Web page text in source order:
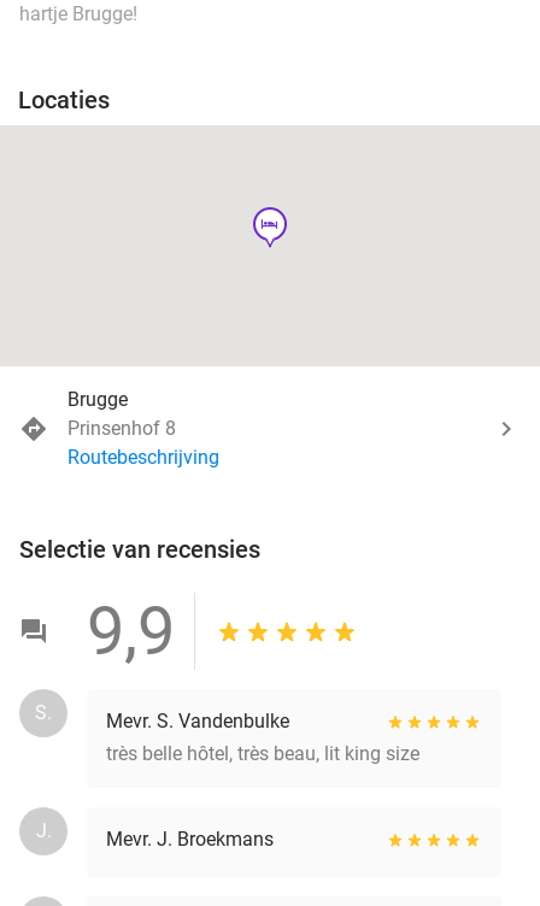
hartje Brugge!
Locaties
hotel
Brugge
Prinsenhof 8
Routebeschrijving
Selectie van recensies
9,9
S.
Mevr. S. Vandenbulke
très belle hôtel, très beau, lit king size
J. Mevr. J. Broekmans